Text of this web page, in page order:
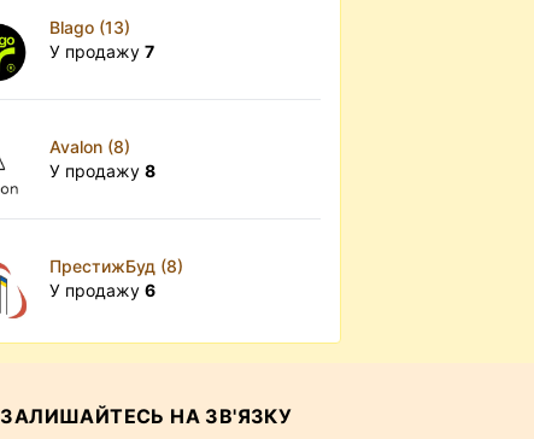
Blago (13)
У продажу7
Avalon (8)
У продажу8
ПрестижБуд (8)
У продажу6
ЗАЛИШАЙТЕСЬ НА ЗВ'ЯЗКУ